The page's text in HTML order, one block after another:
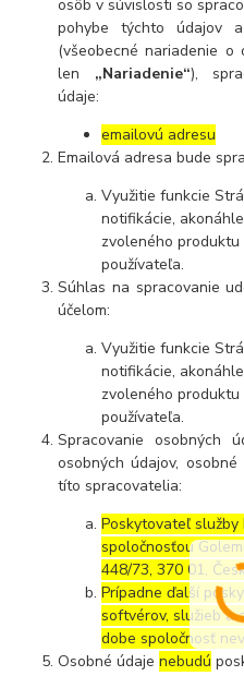
osôb v súvislosti so
pohybe týchto údajov
(všeobecné nariadenie o
len „Nariadenie“),
údaje:
emailovú adresu
Emailová adresa bude
Využitie funkcie
notifikácie,
zvoleného
používateľa.
Súhlas na spracovanie
účelom:
Využitie funkcie
notifikácie,
zvoleného
používateľa.
Spracovanie osobných
osobných údajov,
títo spracovatelia:
Poskytovateľ
spoločnosťou
448/73, 370 01,
Prípadne ďalší
softvérov, služieb a
dobe spoločnosť
Osobné údajenebudú